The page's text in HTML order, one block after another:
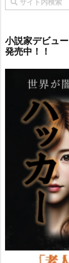
小説家デビュ
発売中！！